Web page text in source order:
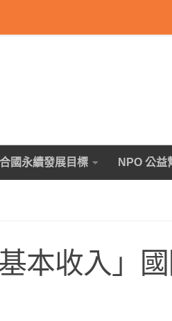
國永續發展目標 NPO 公益
本收入」